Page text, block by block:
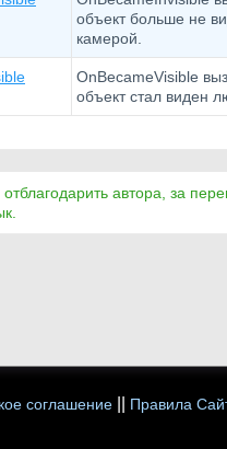
объект больше не
камерой.
OnBecameVisible
объект стал виден
автора, за
соглашение Правила